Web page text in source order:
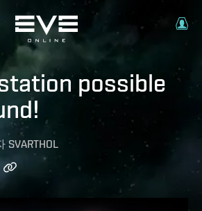
possible
SVARTHOL